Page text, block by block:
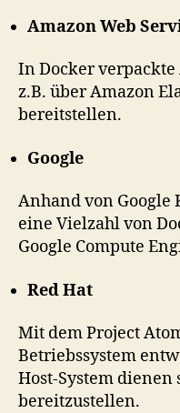
Amazon Web
In Docker
z.B. über Amazon
bereitstellen.
Google
Anhand von Google
eine Vielzahl von
Google Compute
Red Hat
Mit dem Project
Betriebssystem
Host-System
bereitzustellen.